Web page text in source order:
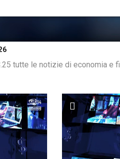
tutte le notizie di economia e